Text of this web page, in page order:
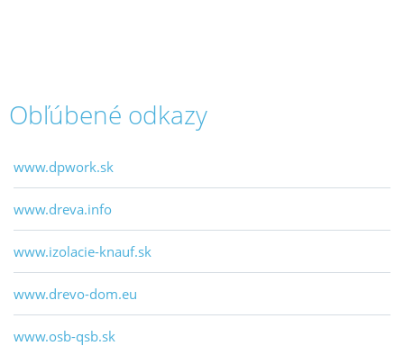
Obľúbené odkazy
www.dpwork.sk
www.dreva.info
www.izolacie-knauf.sk
www.drevo-dom.eu
www.osb-qsb.sk